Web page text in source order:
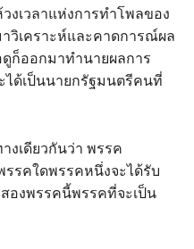
งเวลาแห่งการทำโพลของ
วิเคราะห์และคาดการณ์ผล
ก็ออกมาทำนายผลการ
ได้เป็นนายกรัฐมนตรีคนที่
งเดียวกันว่า พรรค
รคใดพรรคหนึ่งจะได้รับ
องพรรคนี้พรรคที่จะเป็น